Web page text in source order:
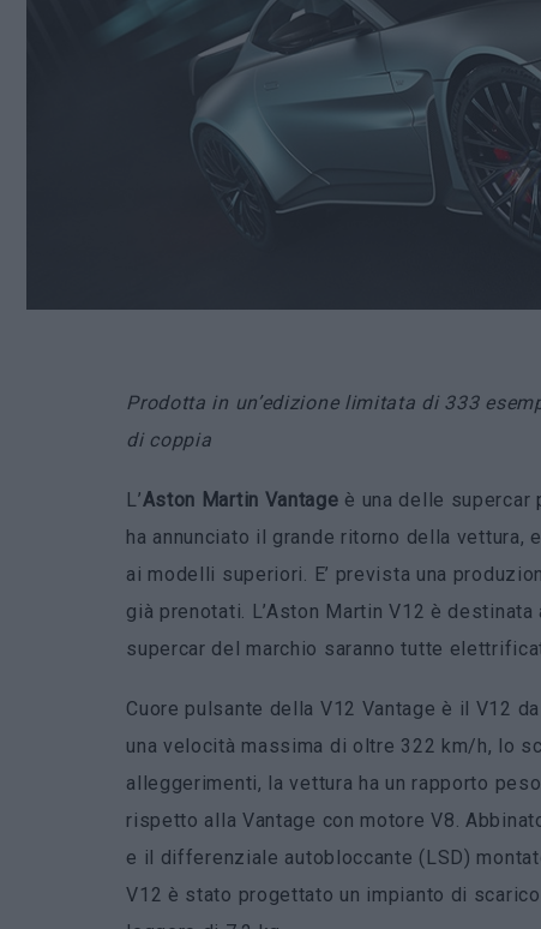
Prodotta in un’edizione limitata di 333
di coppia
L’Aston Martin Vantage è una delle supercar
ha annunciato il grande ritorno della vettura,
ai modelli superiori. E’ prevista una
già prenotati. L’Aston Martin V12 è
supercar del marchio saranno tutte
Cuore pulsante della V12 Vantage è il V12
una velocità massima di oltre 322 km/h, lo
alleggerimenti, la vettura ha un rapporto
rispetto alla Vantage con motore V8.
e il differenziale autobloccante (LSD)
V12 è stato progettato un impianto di